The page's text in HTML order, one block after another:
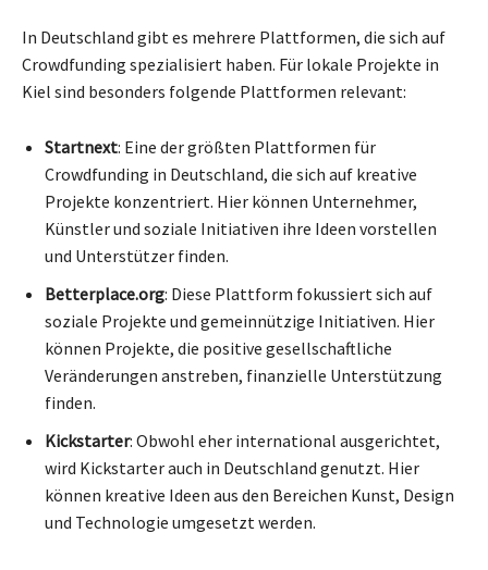
In Deutschland gibt es mehrere Plattformen, die sich auf
Crowdfunding spezialisiert haben. Für lokale Projekte in
Kiel sind besonders folgende Plattformen relevant:
Startnext: Eine der größten Plattformen für
Crowdfunding in Deutschland, die sich auf kreative
Projekte konzentriert. Hier können Unternehmer,
Künstler und soziale Initiativen ihre Ideen vorstellen
und Unterstützer finden.
Betterplace.org: Diese Plattform fokussiert sich auf
soziale Projekte und gemeinnützige Initiativen. Hier
können Projekte, die positive gesellschaftliche
Veränderungen anstreben, finanzielle Unterstützung
finden.
Kickstarter: Obwohl eher international ausgerichtet,
wird Kickstarter auch in Deutschland genutzt. Hier
können kreative Ideen aus den Bereichen Kunst, Design
und Technologie umgesetzt werden.